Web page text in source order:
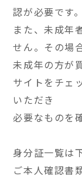
認が必要です。
また、未成年
せん。その場
未成年の方が
サイトをチェ
いただき
必要なものを
身分証一覧は
ご本人確認書